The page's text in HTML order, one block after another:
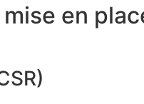
en